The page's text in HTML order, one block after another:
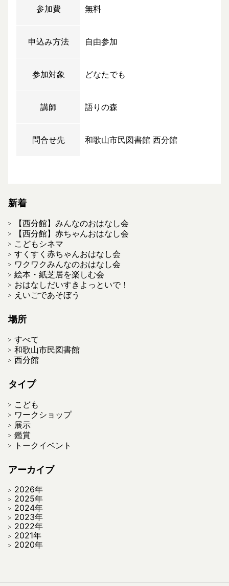
参加費 無料
申込み方法 自由参加
参加対象 どなたでも
講師 語りの森
問合せ先 和歌山市民図書館 西分館
新着
【西分館】みんなのおはなし会
【西分館】赤ちゃんおはなし会
こどもシネマ
すくすく赤ちゃんおはなし会
ワクワクみんなのおはなし会
絵本・紙芝居を楽しむ会
おはなしだいすきよっといで！
えいごであそぼう
場所
すべて
和歌山市民図書館
西分館
タイプ
こども
ワークショップ
展示
鑑賞
トークイベント
アーカイブ
2026年
2025年
2024年
2023年
2022年
2021年
2020年